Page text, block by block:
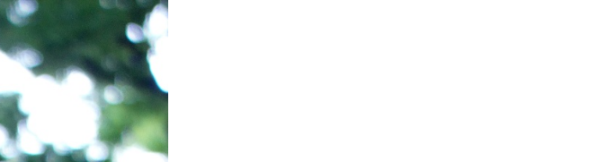
クルーズ
新大阪・十三
酒